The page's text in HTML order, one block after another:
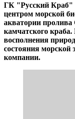
ГК "Русский Краб"
центром морской
акватории
камчатского
восполнения
состояния морской
компании.